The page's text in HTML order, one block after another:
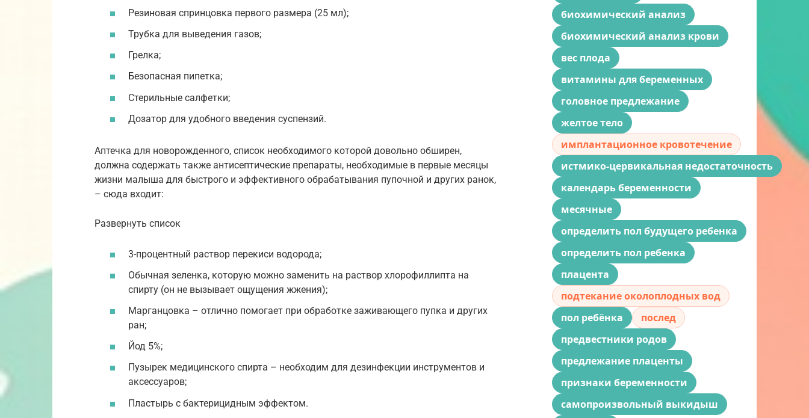
Резиновая спринцовка первого размера (25 мл);
Трубка для выведения газов;
Грелка;
Безопасная пипетка;
Стерильные салфетки;
Дозатор для удобного введения суспензий.
Аптечка для новорожденного, список необходимого которой довольно обширен,
должна содержать также антисептические препараты, необходимые в первые месяцы
жизни малыша для быстрого и эффективного обрабатывания пупочной и других ранок,
– сюда входит:
Развернуть список
3-процентный раствор перекиси водорода;
Обычная зеленка, которую можно заменить на раствор хлорофиллипта на
спирту (он не вызывает ощущения жжения);
Марганцовка – отлично помогает при обработке заживающего пупка и других
ран;
Йод 5%;
Пузырек медицинского спирта – необходим для дезинфекции инструментов и
аксессуаров;
Пластырь с бактерицидным эффектом.
биохимический анализ
биохимический анализ крови
вес плода
витамины для беременных
головное предлежание
желтое тело
имплантационное кровотечение
истмико-цервикальная недостаточность
календарь беременности
месячные
определить пол будущего ребенка
определить пол ребенка
плацента
подтекание околоплодных вод
пол ребёнка
послед
предвестники родов
предлежание плаценты
признаки беременности
самопроизвольный выкидыш